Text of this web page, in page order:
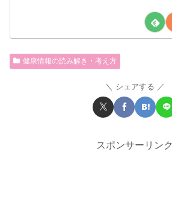
健康情報の読み解き・考え方
シェアする
スポンサーリンク